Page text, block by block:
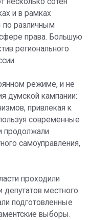
и в рамках
по различным
права. Большую
регионального
режиме, и не
думской кампании:
привлекая к
современные
продолжали
самоуправления,
проходили
местного
подготовленные
выборы.